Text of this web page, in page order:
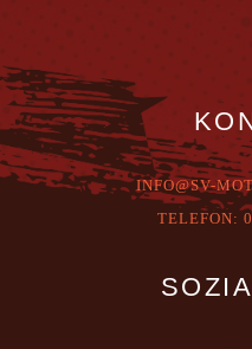
INFO@SV-
TELEFON: